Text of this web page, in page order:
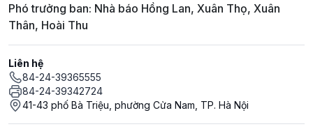
Phó trưởng ban: Nhà báo Hồng Lan, Xuân Thọ, Xuân
Thân, Hoài Thu
Liên hệ
84-24-39365555
84-24-39342724
41-43 phố Bà Triệu, phường Cửa Nam, TP. Hà Nội